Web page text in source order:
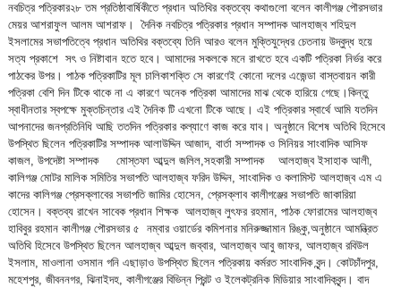
নবচিত্র পত্রিকার২৮ তম প্রতিষ্ঠাবার্ষিকীতে প্রধান অতিথির বক্তব্যে কথাগুলো বলেন কালীগঞ্জ পৌরসভার
মেয়র আশরাফুল আলম আশরাফ। দৈনিক নবচিত্র পত্রিকার প্রধান সম্পাদক আলহাজ্ব শহিদুল
ইসলামের সভাপতিত্বে প্রধান অতিথির বক্তব্যে তিনি আরও বলেন মুক্তিযুদ্ধের চেতনায় উদ্বুদ্ধ হয়ে
সত্য প্রকাশে সৎ ও নিষ্টাবান হতে হবে। আমাদের সকলকে মনে রাখতে হবে একটি পত্রিকা নির্ভর করে
পাঠকের উপর। পাঠক পত্রিকাটির মূল চালিকাশক্তি সে কারণেই কোনো দলের এজেন্ডা বাস্তবায়ন কারী
পত্রিকা বেশি দিন টিকে থাকে না এ কারণে অনেক পত্রিকা আমাদের মাঝ থেকে হারিয়ে গেছে।কিন্তু
স্বাধীনতার স্বপক্ষে মুক্তচিন্তার এই দৈনিক টি এখনো টিকে আছে। এই পত্রিকার স্বার্থে আমি যতদিন
আপনাদের জনপ্রতিনিধি আছি ততদিন পত্রিকার কল্যাণে কাজ করে যাব। অনুষ্ঠানে বিশেষ অতিথি হিসেবে
উপস্থিত ছিলেন পত্রিকাটির সম্পাদক আলাউদ্দিন আজাদ, বার্তা সম্পাদক ও সিনিয়র সাংবাদিক আসিফ
কাজল, উপদেষ্টা সম্পাদক মোস্তফা আব্দুল জলিল,সহকারী সম্পাদক আলহাজ্ব ইসাহাক আলী,
কালিগঞ্জ মোটর মালিক সমিতির সভাপতি আলহাজ্ব ফরিদ উদ্দিন, সাংবাদিক ও কলামিস্ট আলহাজ্ব এম এ
কাদের কালিগঞ্জ প্রেসক্লাবের সভাপতি জামির হোসেন, প্রেসক্লাব কালীগঞ্জের সভাপতি জাকারিয়া
হোসেন। বক্তব্য রাখেন সাবেক প্রধান শিক্ষক আলহাজ্ব লুৎফর রহমান, পাঠক ফোরামের আলহাজ্ব
হাবিবুর রহমান কালীগঞ্জ পৌরসভার ৫ নম্বার ওয়ার্ডের কমিশনার মনিরুজ্জামান রিঙ্কু,অনুষ্ঠানে আমন্ত্রিত
অতিথি হিসেবে উপস্থিত ছিলেন আলহাজ্ব আব্দুল জব্বার, আলহাজ্ব আবু জাফর, আলহাজ্ব রবিউল
ইসলাম, মাওলানা ওসমান গনি এছাড়াও উপস্থিত ছিলেন পত্রিকায় কর্মরত সাংবাদিক বৃন্দ। কোটচাঁদপুর,
মহেশপুর, জীবননগর, ঝিনাইদহ, কালীগঞ্জের বিভিন্ন প্রিন্ট ও ইলেকট্রনিক মিডিয়ার সাংবাদিকবৃন্দ। বাদ